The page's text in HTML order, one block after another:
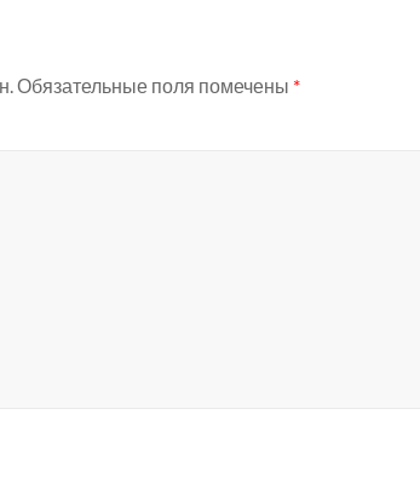
Обязательные поля помечены *